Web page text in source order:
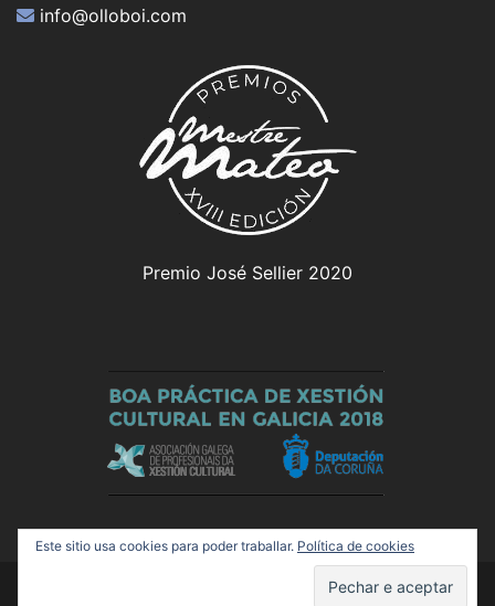
info@olloboi.com
Premio José Sellier 2020
© 2026 Olloboi. Funciona grazas aSydney
Este sitio usa cookies para poder traballar. Política de cookies